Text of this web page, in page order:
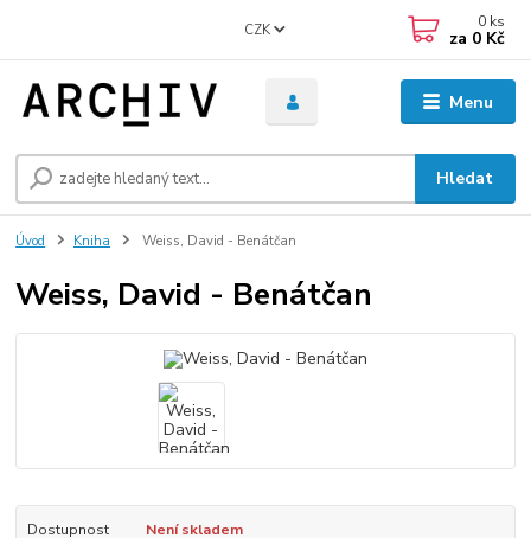
Menu
CZK
Hledat
0 ks
za 0 Kč
Úvod Kniha Weiss, David - Benátčan
Weiss, David - Benátčan
Dostupnost Není skladem